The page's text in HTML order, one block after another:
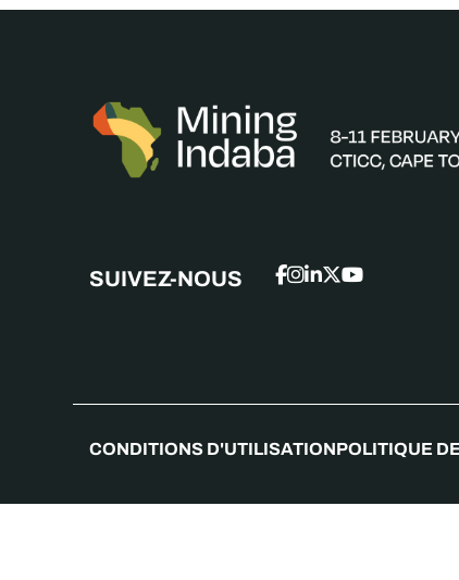
SUIVEZ-NOUS
CONDITIONS D'UTILISATIONPOLITIQUE